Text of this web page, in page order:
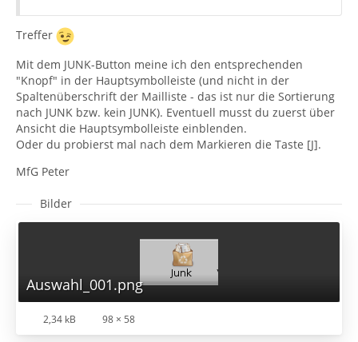
Treffer
Mit dem JUNK-Button meine ich den entsprechenden
"Knopf" in der Hauptsymbolleiste (und nicht in der
Spaltenüberschrift der Mailliste - das ist nur die Sortierung
nach JUNK bzw. kein JUNK). Eventuell musst du zuerst über
Ansicht die Hauptsymbolleiste einblenden.
Oder du probierst mal nach dem Markieren die Taste [J].
MfG Peter
Bilder
Auswahl_001.png
2,34 kB 98 × 58